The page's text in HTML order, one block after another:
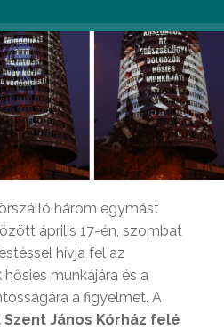
három egymást
április 17-én, szombat
hívja fel az
munkájára és a
a figyelmet. A
Szent János Kórház felé